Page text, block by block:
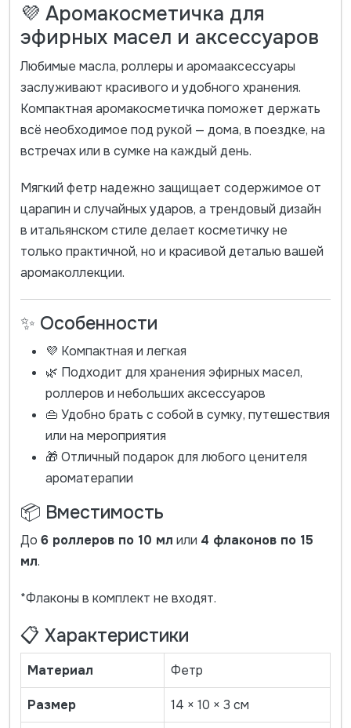
💜 Аромакосметичка для
эфирных масел и аксессуаров
Любимые масла, роллеры и аромааксессуары
заслуживают красивого и удобного хранения.
Компактная аромакосметичка поможет держать
всё необходимое под рукой — дома, в поездке, на
встречах или в сумке на каждый день.
Мягкий фетр надежно защищает содержимое от
царапин и случайных ударов, а трендовый дизайн
в итальянском стиле делает косметичку не
только практичной, но и красивой деталью вашей
аромаколлекции.
✨ Особенности
💜 Компактная и легкая
🌿 Подходит для хранения эфирных масел,
роллеров и небольших аксессуаров
👜 Удобно брать с собой в сумку, путешествия
или на мероприятия
🎁 Отличный подарок для любого ценителя
ароматерапии
📦 Вместимость
До 6 роллеров по 10 мл или 4 флаконов по 15
мл.
*Флаконы в комплект не входят.
📋 Характеристики
Материал Фетр
Размер 14 × 10 × 3 см